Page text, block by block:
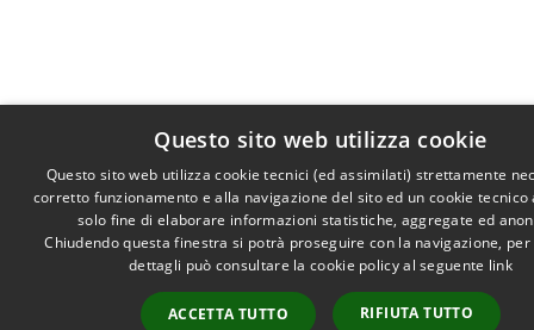
Questo sito web utilizza cookie
Questo sito web utilizza cookie tecnici (ed assimilati) strettamente
corretto funzionamento e alla navigazione del sito ed un cookie tecnico
solo fine di elaborare informazioni statistiche, aggregate ed
Chiudendo questa finestra si potrà proseguire con la navigazione,
dettagli può consultare la cookie policy al seguente link
ACCETTA TUTTO RIFIUTA TUTTO